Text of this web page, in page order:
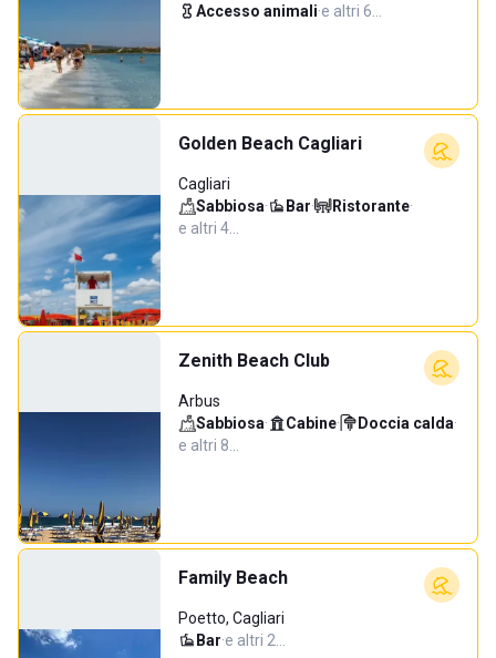
Accesso animali·e altri 6…
Golden Beach Cagliari
Cagliari
Sabbiosa· Bar· Ristorante·
e altri 4…
Zenith Beach Club
Arbus
Sabbiosa· Cabine· Doccia calda·
e altri 8…
Family Beach
Poetto, Cagliari
Bar·e altri 2…